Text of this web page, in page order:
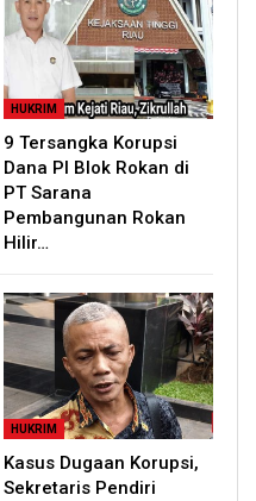
HUKRIM
9 Tersangka Korupsi
Dana PI Blok Rokan di
PT Sarana
Pembangunan Rokan
Hilir…
HUKRIM
Kasus Dugaan Korupsi,
Sekretaris Pendiri